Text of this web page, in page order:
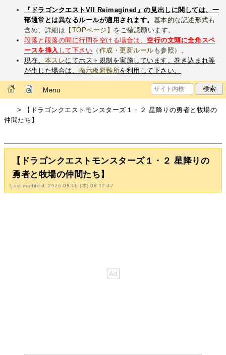
『ドラゴンクエストVII Reimagined』の見出しに関しては、一
部通常とは異なるルールが適用されます。 基本的な記述形式も
含め、詳細は 【TOPページ】 をご確認願います。
段落と段落の間に行間を空ける場合は、 空行の文頭に全角スペ
ースを挿入 して下さい （ 作成・更新ルール も参照）。
現在、 本スレにてホスト規制を実施しています。巻き込まれ等
が生じた場合は、掲示板避難所を利用して下さい。
Menu
> 【ドラゴンクエストモンスターズ１・２ 星降りの勇者と牧場の
仲間たち】
【ドラゴンクエストモンスターズ１・２ 星降りの
勇者と牧場の仲間たち】
Last-modified: 2026-08-06 (木) 08:12:47